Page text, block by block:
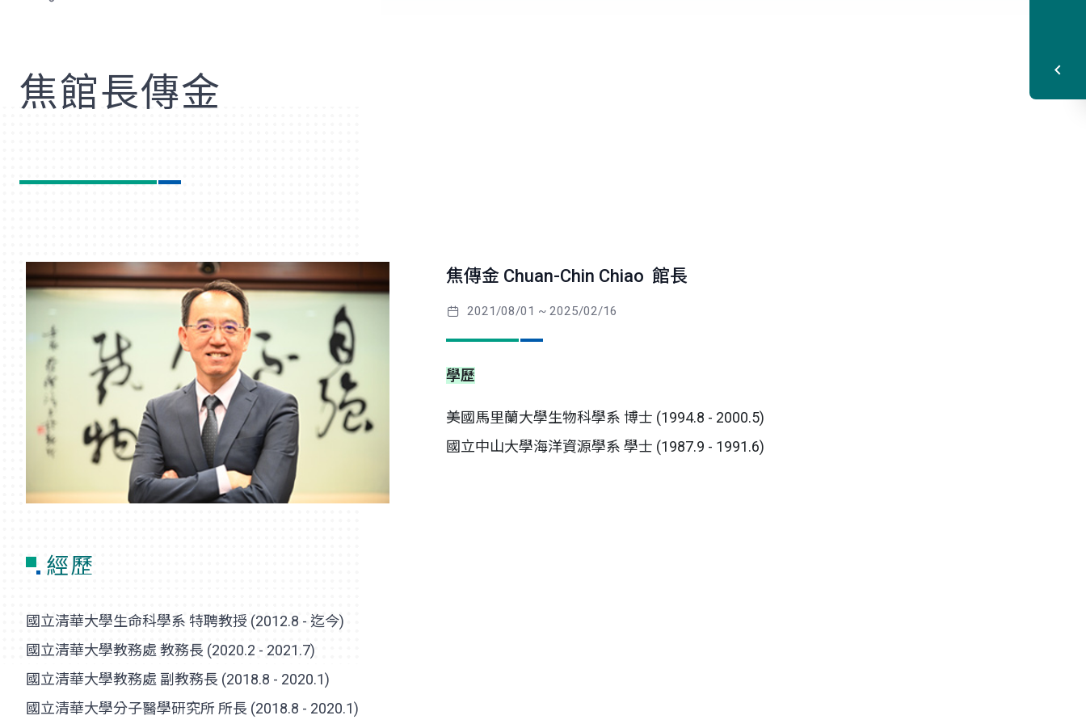
焦館長傳金
焦傳金 Chuan-Chin Chiao 館長
2021/08/01 ~ 2025/02/16
學歷
美國馬里蘭大學生物科學系 博士 (1994.8 - 2000.5)
國立中山大學海洋資源學系 學士 (1987.9 - 1991.6)
經歷
國立清華大學生命科學系 特聘教授 (2012.8 - 迄今)
國立清華大學教務處 教務長 (2020.2 - 2021.7)
國立清華大學教務處 副教務長 (2018.8 - 2020.1)
國立清華大學分子醫學研究所 所長 (2018.8 - 2020.1)